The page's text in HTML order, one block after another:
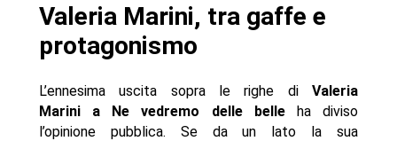
Valeria Marini, tra gaffe e
protagonismo
L’ennesima uscita sopra le righe diValeria
Marini a Ne vedremo delle belleha diviso
l’opinione pubblica. Se da un lato la sua